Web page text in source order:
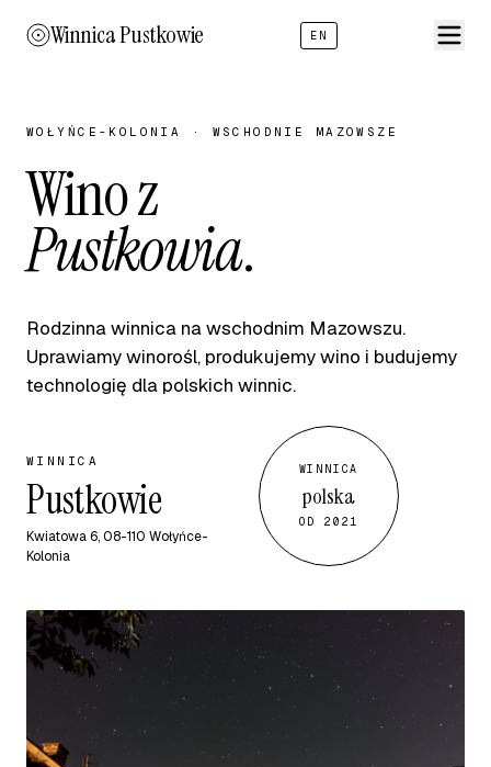
Winnica Pustkowie EN
WOŁYŃCE-KOLONIA · WSCHODNIE MAZOWSZE
Wino z
Pustkowia.
Rodzinna winnica na wschodnim Mazowszu.
Uprawiamy winorośl, produkujemy wino i budujemy
technologię dla polskich winnic.
WINNICA
Pustkowie
Kwiatowa 6, 08-110 Wołyńce-
Kolonia
WINNICA
polska
OD 2021